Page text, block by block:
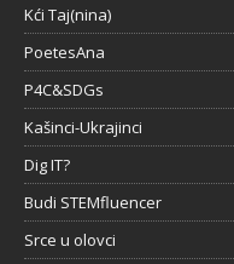
Kći Taj(nina)
PoetesAna
P4C&SDGs
Kašinci-Ukrajinci
Dig IT?
Budi STEMfluencer
Srce u olovci